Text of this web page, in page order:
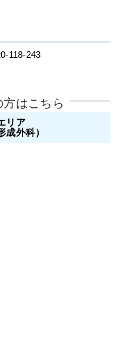
118-243
はこちら
リア
外科）